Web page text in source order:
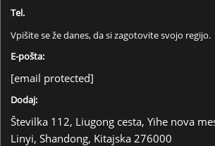
Tel.
Vpišite se že danes, da si zagotovite svojo regijo.
E-pošta:
[email protected]
Dodaj:
Številka 112, Liugong cesta, Yihe nova
Linyi, Shandong, Kitajska 276000